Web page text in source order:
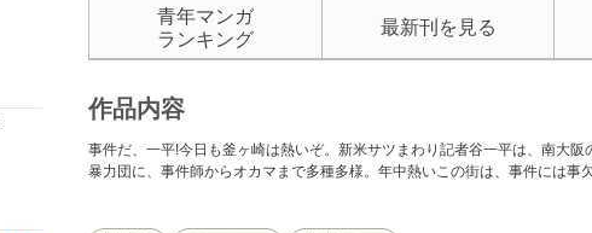
青年マンガ
ランキング
最新刊を見る
作品内容
事件だ、一平!今日も釜ヶ崎は熱いぞ。新米サツまわり記者谷一平は、南大
暴力団に、事件師からオカマまで多種多様。年中熱いこの街は、事件には事